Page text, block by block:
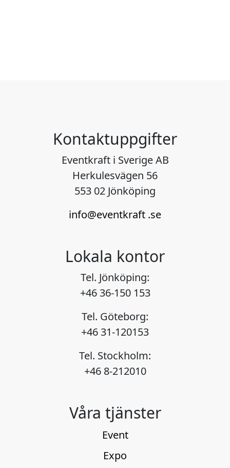
Kontaktuppgifter
Eventkraft i Sverige AB
Herkulesvägen 56
553 02 Jönköping
info@eventkraft .se
Lokala kontor
Tel. Jönköping:
+46 36-150 153
Tel. Göteborg:
+46 31-120153
Tel. Stockholm:
+46 8-212010
Våra tjänster
Event
Expo